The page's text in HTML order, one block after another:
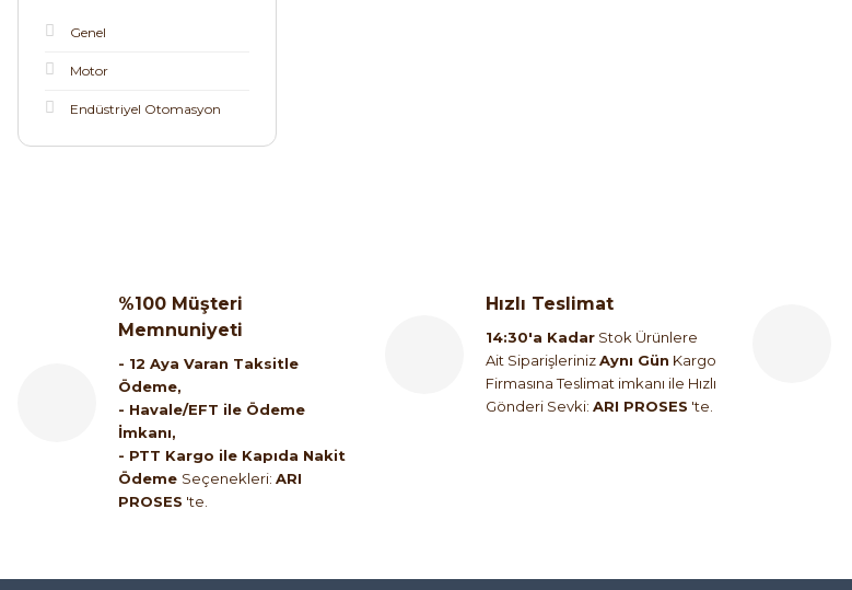
Genel
Motor
Endüstriyel Otomasyon
%100 Müşteri
Memnuniyeti
- 12 Aya Varan Taksitle
Ödeme,
- Havale/EFT ile Ödeme
İmkanı,
- PTT Kargo ile Kapıda Nakit
Ödeme Seçenekleri: ARI
PROSES 'te.
Hızlı Teslimat
14:30'a Kadar Stok Ürünlere
Ait SiparişlerinizAynı Gün Kargo
Firmasına Teslimat imkanı ile Hızlı
Gönderi Sevki: ARI PROSES 'te.